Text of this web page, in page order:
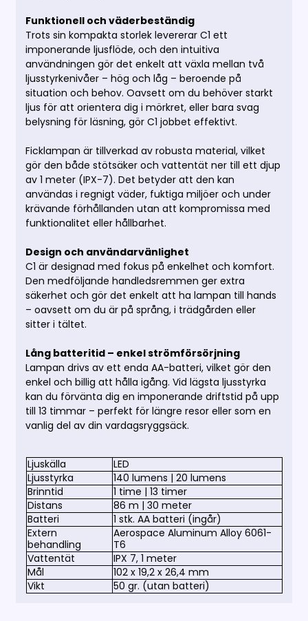
Funktionell och väderbeständig
Trots sin kompakta storlek levererar C1 ett
imponerande ljusflöde, och den intuitiva
användningen gör det enkelt att växla mellan två
ljusstyrkenivåer – hög och låg – beroende på
situation och behov. Oavsett om du behöver starkt
ljus för att orientera dig i mörkret, eller bara svag
belysning för läsning, gör C1 jobbet effektivt.
Ficklampan är tillverkad av robusta material, vilket
gör den både stötsäker och vattentät ner till ett djup
av 1 meter (IPX-7). Det betyder att den kan
användas i regnigt väder, fuktiga miljöer och under
krävande förhållanden utan att kompromissa med
funktionalitet eller hållbarhet.
Design och användarvänlighet
C1 är designad med fokus på enkelhet och komfort.
Den medföljande handledsremmen ger extra
säkerhet och gör det enkelt att ha lampan till hands
– oavsett om du är på språng, i trädgården eller
sitter i tältet.
Lång batteritid – enkel strömförsörjning
Lampan drivs av ett enda AA-batteri, vilket gör den
enkel och billig att hålla igång. Vid lägsta ljusstyrka
kan du förvänta dig en imponerande driftstid på upp
till 13 timmar – perfekt för längre resor eller som en
vanlig del av din vardagsryggsäck.
Ljuskälla
LED
Ljusstyrka
140 lumens | 20 lumens
Brinntid
1 time | 13 timer
Distans
86 m | 30 meter
Batteri
1 stk. AA batteri (ingår)
Extern
behandling
Aerospace Aluminum Alloy 6061-
T6
Vattentät
IPX 7, 1 meter
Mål
102 x 19,2 x 26,4 mm
Vikt
50 gr. (utan batteri)